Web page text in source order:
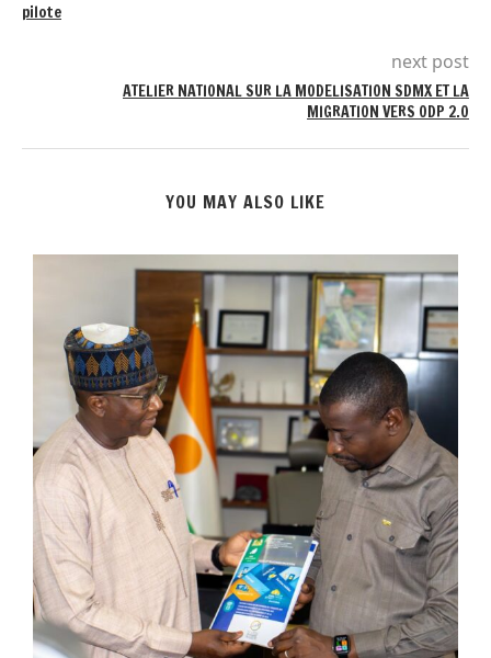
pilote
next post
ATELIER NATIONAL SUR LA MODELISATION SDMX ET LA
MIGRATION VERS ODP 2.0
YOU MAY ALSO LIKE